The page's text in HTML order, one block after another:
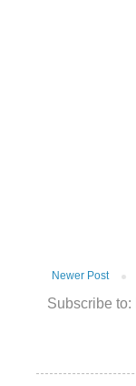
Newer Post
Subscribe to: